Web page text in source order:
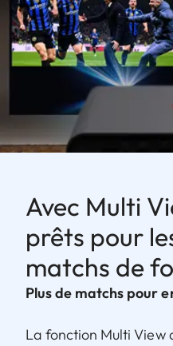
Avec Multi
prêts pour
matchs de
Plus de matchs pour
La fonction Multi View